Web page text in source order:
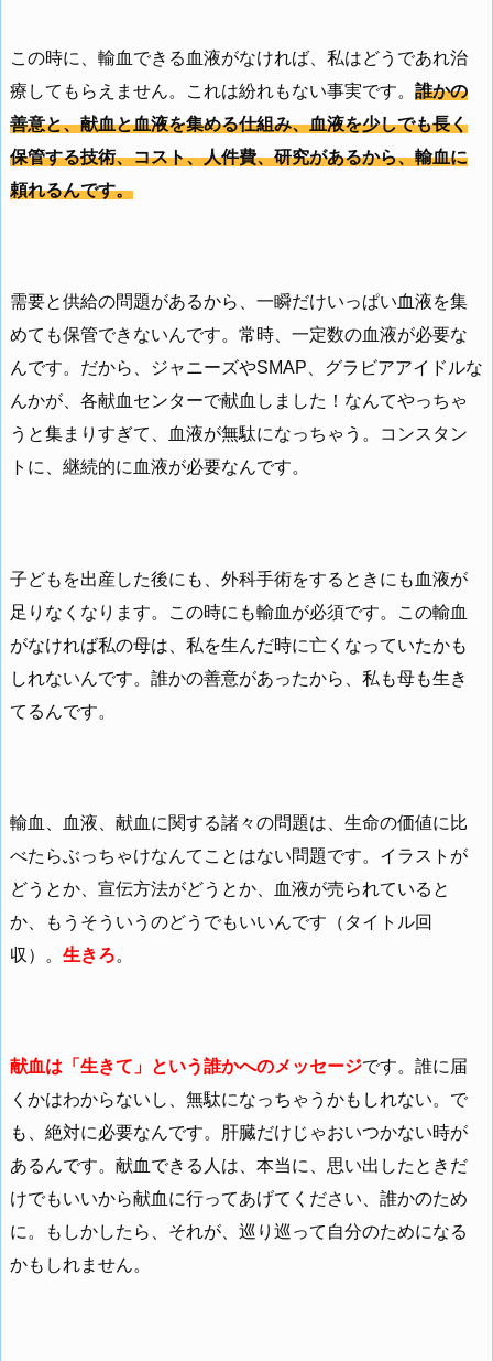
この時に、輸血できる血液がなければ、私はどうであれ治
療してもらえません。これは紛れもない事実です。 誰かの
善意と、献血と血液を集める仕組み、血液を少しでも長く
保管する技術、コスト、人件費、研究があるから、輸血に
頼れるんです。
需要と供給の問題があるから、一瞬だけいっぱい血液を集
めても保管できないんです。常時、一定数の血液が必要な
んです。だから、ジャニーズやSMAP、グラビアアイドルな
んかが、各献血センターで献血しました！なんてやっちゃ
うと集まりすぎて、血液が無駄になっちゃう。コンスタン
トに、継続的に血液が必要なんです。
子どもを出産した後にも、外科手術をするときにも血液が
足りなくなります。この時にも輸血が必須です。この輸血
がなければ私の母は、私を生んだ時に亡くなっていたかも
しれないんです。誰かの善意があったから、私も母も生き
てるんです。
輸血、血液、献血に関する諸々の問題は、生命の価値に比
べたらぶっちゃけなんてことはない問題です。イラストが
どうとか、宣伝方法がどうとか、血液が売られていると
か、もうそういうのどうでもいいんです（タイトル回
収）。 生きろ。
献血は「生きて」という誰かへのメッセージです。誰に届
くかはわからないし、無駄になっちゃうかもしれない。で
も、絶対に必要なんです。肝臓だけじゃおいつかない時が
あるんです。献血できる人は、本当に、思い出したときだ
けでもいいから献血に行ってあげてください、誰かのため
に。もしかしたら、それが、巡り巡って自分のためになる
かもしれません。